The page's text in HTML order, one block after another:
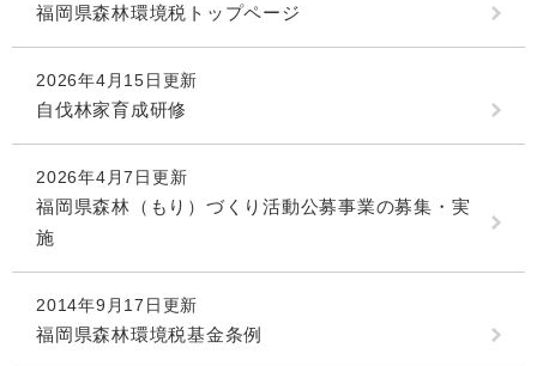
福岡県森林環境税トップページ
2026年4月15日更新
自伐林家育成研修
2026年4月7日更新
福岡県森林（もり）づくり活動公募事業の募集・実
施
2014年9月17日更新
福岡県森林環境税基金条例